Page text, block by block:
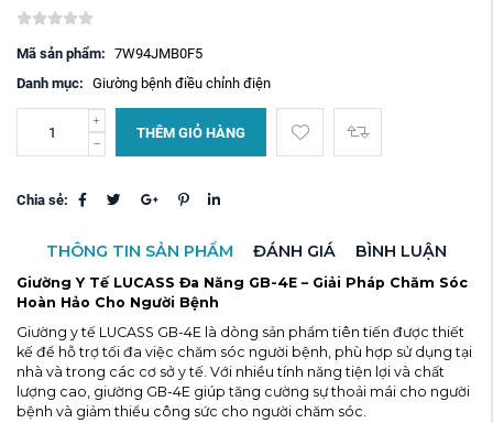
Mã sản phẩm: 7W94JMB0F5
Danh mục: Giường bệnh điều chỉnh điện
THÊM GIỎ HÀNG
Chia sẻ:
THÔNG TIN SẢN PHẨM ĐÁNH GIÁ BÌNH LUẬN
Giường Y Tế LUCASS Đa Năng GB-4E – Giải Pháp Chăm Sóc
Hoàn Hảo Cho Người Bệnh
Giường y tế LUCASS GB-4E là dòng sản phẩm tiên tiến được thiết
kế để hỗ trợ tối đa việc chăm sóc người bệnh, phù hợp sử dụng tại
nhà và trong các cơ sở y tế. Với nhiều tính năng tiện lợi và chất
lượng cao, giường GB-4E giúp tăng cường sự thoải mái cho người
bệnh và giảm thiểu công sức cho người chăm sóc.